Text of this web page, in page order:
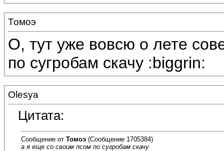
Томоэ
О, тут уже вовсю о лете
по сугробам скачу :biggrin:
Olesya
Цитата:
Сообщение от Томоэ (Сообщение 1705384)
а я еще со своим псом по сугробам скачу